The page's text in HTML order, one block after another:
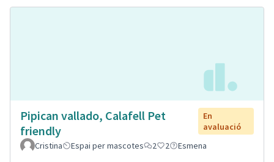
Pipican vallado, Calafell Pet
friendly
En
avaluació
Cristina
Espai per mascotes 2 2 Esmena